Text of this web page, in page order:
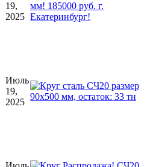
19,
2025
Июль
19,
2025